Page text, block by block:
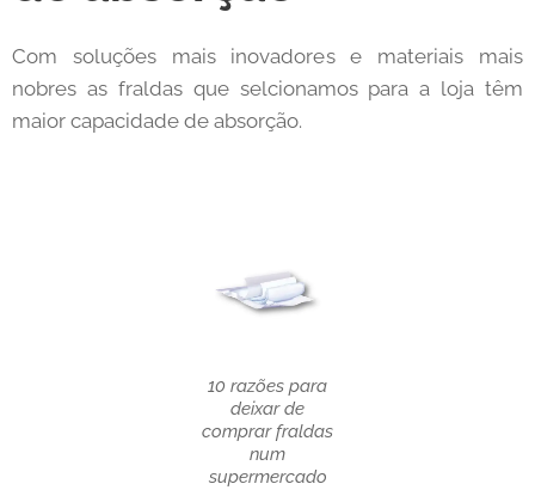
Com soluções mais inovadores e materiais mais
nobres as fraldas que selcionamos para a loja têm
maior capacidade de absorção.
10 razões para
deixar de
comprar fraldas
num
supermercado